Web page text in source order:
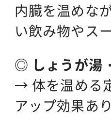
内臓を温めな
い飲み物やス
◎ しょうが湯
→ 体を温める
アップ効果あり